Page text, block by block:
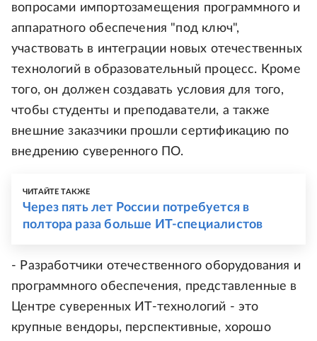
вопросами импортозамещения программного и
аппаратного обеспечения "под ключ",
участвовать в интеграции новых отечественных
технологий в образовательный процесс. Кроме
того, он должен создавать условия для того,
чтобы студенты и преподаватели, а также
внешние заказчики прошли сертификацию по
внедрению суверенного ПО.
ЧИТАЙТЕ ТАКЖЕ
Через пять лет России потребуется в
полтора раза больше ИТ-специалистов
- Разработчики отечественного оборудования и
программного обеспечения, представленные в
Центре суверенных ИТ-технологий - это
крупные вендоры, перспективные, хорошо